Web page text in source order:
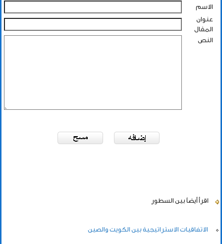
الاسم
عنوان
المقال
النص
اقرأ أيضاً بين السطور
الاتفاقيات الاستراتيجية بين الكويت والصين